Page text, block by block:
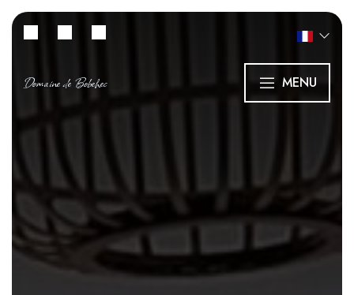
Domaine de Bobehec MENU